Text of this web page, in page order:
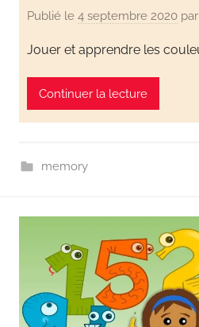
Publié le 4 septembre 2020 par
Jouer et apprendre les
Continuer la lecture
memory